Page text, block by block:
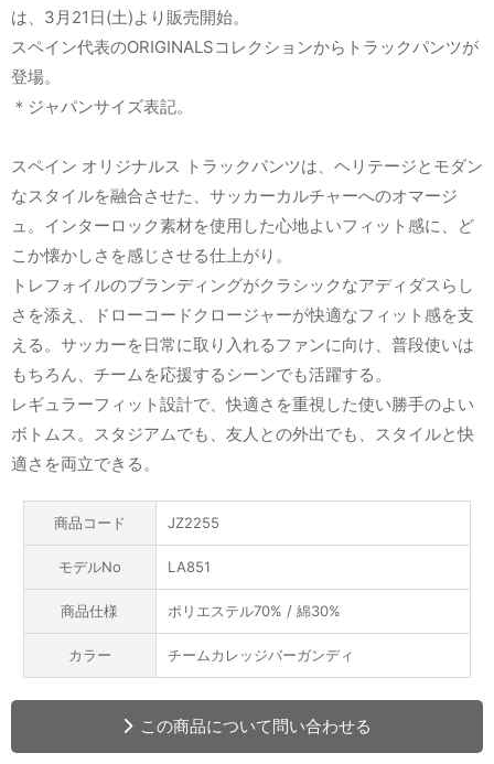
は、3月21日(土)より販売開始。
スペイン代表のORIGINALSコレクションからトラックパンツが
登場。
＊ジャパンサイズ表記。
スペイン オリジナルス トラックパンツは、ヘリテージとモダン
なスタイルを融合させた、サッカーカルチャーへのオマージ
ュ。インターロック素材を使用した心地よいフィット感に、ど
こか懐かしさを感じさせる仕上がり。
トレフォイルのブランディングがクラシックなアディダスらし
さを添え、ドローコードクロージャーが快適なフィット感を支
える。サッカーを日常に取り入れるファンに向け、普段使いは
もちろん、チームを応援するシーンでも活躍する。
レギュラーフィット設計で、快適さを重視した使い勝手のよい
ボトムス。スタジアムでも、友人との外出でも、スタイルと快
適さを両立できる。
商品コード JZ2255
モデルNo LA851
商品仕様 ポリエステル70% / 綿30%
カラー チームカレッジバーガンディ
この商品について問い合わせる